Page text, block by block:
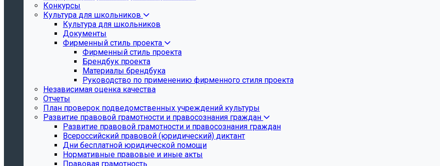
Конкурсы
Культура для школьников
Культура для школьников
Документы
Фирменный стиль проекта
Фирменный стиль проекта
Брендбук проекта
Материалы брендбука
Руководство по применению фирменного стиля проекта
Независимая оценка качества
Отчеты
План проверок подведомственных учреждений культуры
Развитие правовой грамотности и правосознания граждан
Развитие правовой грамотности и правосознания граждан
Всероссийский правовой (юридический) диктант
Дни бесплатной юридической помощи
Нормативные правовые и иные акты
Правовая грамотность